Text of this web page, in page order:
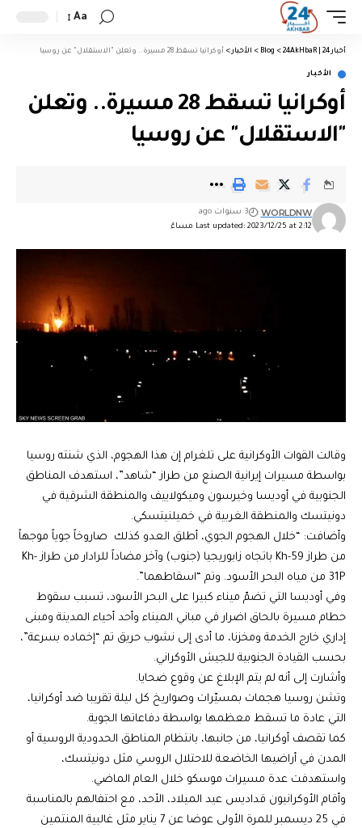
Aa
أخبار 24 | 24AkHbaR >
Blog
> الأخبار > أوكرانيا تسقط 28 مسيرة.. وتعلن "الاستقلال" عن روسيا
الأخبار
أوكرانيا تسقط 28 مسيرة.. وتعلن
"الاستقلال" عن روسيا
Last updated: 2023/12/25 at 2:12 مساءً
WORLDNW 3 سنوات ago
وقالت القوات الأوكرانية على تلغرام إن هذا الهجوم، الذي شنته روسيا
بواسطة مسيرات إيرانية الصنع من طراز “شاهد”، استهدف المناطق
الجنوبية في أوديسا وخيرسون وميكولاييف والمنطقة الشرقية في
دونيتسك والمنطقة الغربية في خميلنيتسكي.
وأضافت: “خلال الهجوم الجوي، أطلق العدو كذلك صاروخاً جوياً موجهاً
من طرازKh-59 باتجاه زابوريجيا (جنوب) وآخر مضاداً للرادار من طراز Kh-
31P من مياه البحر الأسود. وتم “اسقاطهما”.
وفي أوديسا التي تضمّ ميناء كبيرا على البحر الأسود، تسبب سقوط
حطام مسيرة بالحاق اضرار في مباني الميناء وأحد أحياء المدينة ومبنى
إداري خارج الخدمة ومخزنا، ما أدى إلى نشوب حريق تم “إخماده بسرعة”،
بحسب القيادة الجنوبية للجيش الأوكراني.
وأشارت إلى أنه لم يتم الإبلاغ عن وقوع ضحايا.
وتشن روسيا هجمات بمسيّرات وصواريخ كل ليلة تقريبا ضد أوكرانيا،
التي عادة ما تسقط معظمها بواسطة دفاعاتها الجوية.
كما تقصف أوكرانيا، من جانبها، بانتظام المناطق الحدودية الروسية أو
المدن في أراضيها الخاضعة للاحتلال الروسي مثل دونيتسك،
واستهدفت عدة مسيرات موسكو خلال العام الماضي.
وأقام الأوكرانيون قداديس عيد الميلاد، الأحد، مع احتفالهم بالمناسبة
في 25 ديسمبر للمرة الأولى عوضا عن 7 يناير مثل غالبية المنتمين